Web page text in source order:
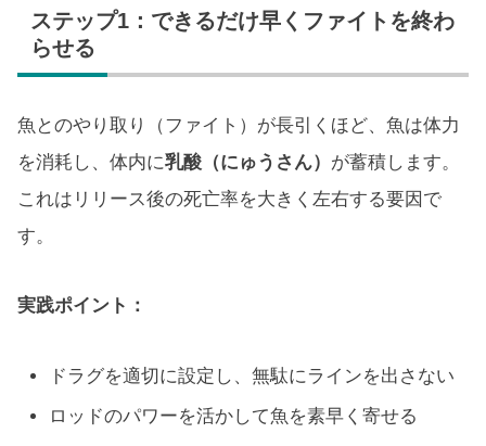
ステップ1：できるだけ早くファイトを終わ
らせる
魚とのやり取り（ファイト）が長引くほど、魚は体力
を消耗し、体内に乳酸（にゅうさん） が蓄積します。
これはリリース後の死亡率を大きく左右する要因で
す。
実践ポイント：
ドラグを適切に設定し、無駄にラインを出さない
ロッドのパワーを活かして魚を素早く寄せる